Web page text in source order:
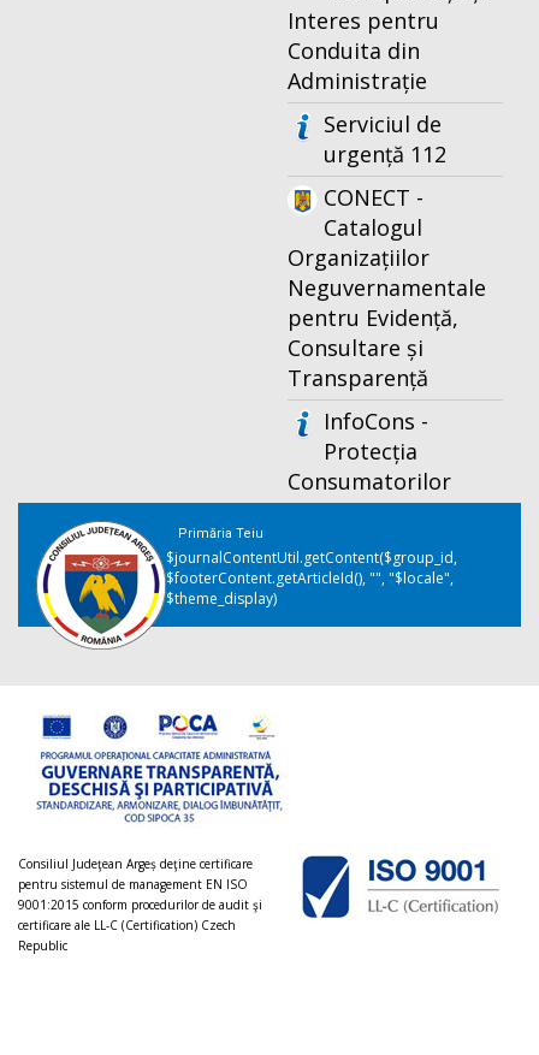
Interes pentru
Conduita din
Administrație
Serviciul de
urgență 112
CONECT -
Catalogul
Organizațiilor
Neguvernamentale
pentru Evidență,
Consultare și
Transparență
InfoCons -
Protecția
Consumatorilor
Primăria Teiu
$journalContentUtil.getContent($group_id,
$footerContent.getArticleId(), "", "$locale",
$theme_display)
Consiliul Judeţean Argeș deţine certificare
pentru sistemul de management EN ISO
9001:2015 conform procedurilor de audit şi
certificare ale LL-C (Certification) Czech
Republic